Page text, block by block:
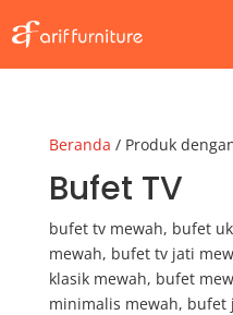
Beranda / Produk
Bufet TV
bufet tv mewah, bufet
mewah, bufet tv jati
klasik mewah, bufet
minimalis mewah, bufet